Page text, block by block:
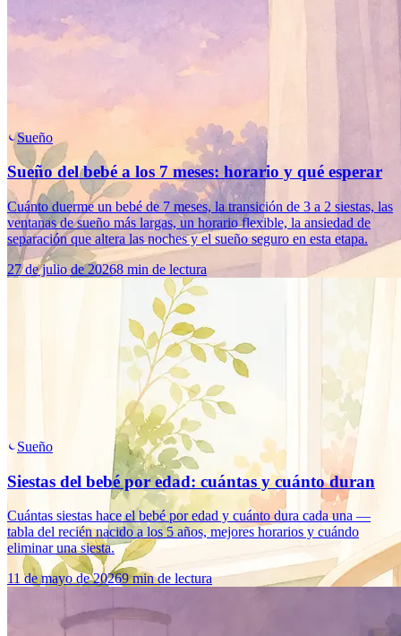
Sueño
Sueño del bebé a los 7 meses: horario y qué esperar
Cuánto duerme un bebé de 7 meses, la transición de 3 a 2 siestas, las
ventanas de sueño más largas, un horario flexible, la ansiedad de
separación que altera las noches y el sueño seguro en esta etapa.
27 de julio de 20268 min de lectura
Sueño
Siestas del bebé por edad: cuántas y cuánto duran
Cuántas siestas hace el bebé por edad y cuánto dura cada una —
tabla del recién nacido a los 5 años, mejores horarios y cuándo
eliminar una siesta.
11 de mayo de 20269 min de lectura